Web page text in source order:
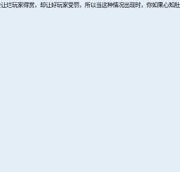
烂玩家得赏，却让好玩家受罚，所以当这种情况出现时，你如果心知肚